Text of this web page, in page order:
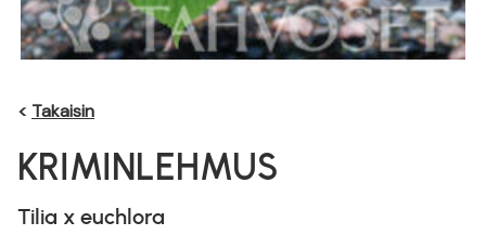
< Takaisin
KRIMINLEHMUS
Tilia x euchlora